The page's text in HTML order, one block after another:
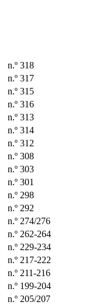
n.º 318
n.º 317
n.º 315
n.º 316
n.º 313
n.º 314
n.º 312
n.º 308
n.º 303
n.º 301
n.º 298
n.º 292
n.º 274/276
n.º 262-264
n.º 229-234
n.º 217-222
n.º 211-216
n.º 199-204
n.º 205/207